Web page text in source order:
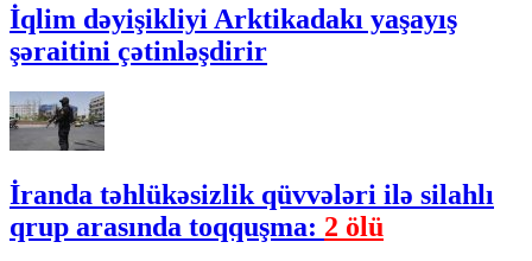
İqlim dəyişikliyi Arktikadakı yaşayış
şəraitini çətinləşdirir
İranda təhlükəsizlik qüvvələri ilə silahlı
qrup arasında toqquşma: 2 ölü